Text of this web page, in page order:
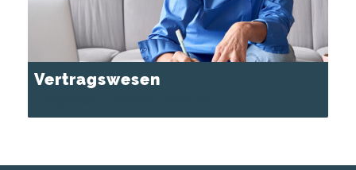
Vertragswesen